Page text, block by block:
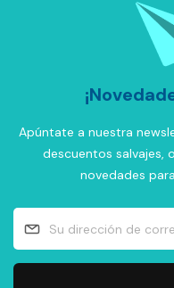
Apúntate a nuestra
descuentos salvajes,
novedades